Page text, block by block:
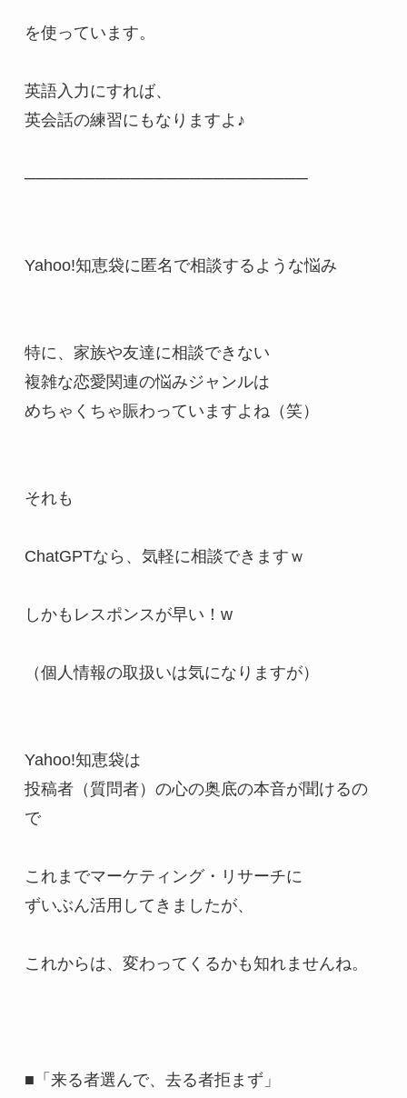
を使っています。
英語入力にすれば、
英会話の練習にもなりますよ♪
────────────────────────
Yahoo!知恵袋に匿名で相談するような悩み
特に、家族や友達に相談できない
複雑な恋愛関連の悩みジャンルは
めちゃくちゃ賑わっていますよね（笑）
それも
ChatGPTなら、気軽に相談できますｗ
しかもレスポンスが早い！w
（個人情報の取扱いは気になりますが）
Yahoo!知恵袋は
投稿者（質問者）の心の奥底の本音が聞けるの
で
これまでマーケティング・リサーチに
ずいぶん活用してきましたが、
これからは、変わってくるかも知れませんね。
■「来る者選んで、去る者拒まず」